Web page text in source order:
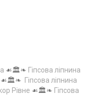
☙🏛️❧ Гіпсова ліпнина
☙🏛️❧ Гіпсова ліпнина
Рівне ☙🏛️❧ Гіпсова